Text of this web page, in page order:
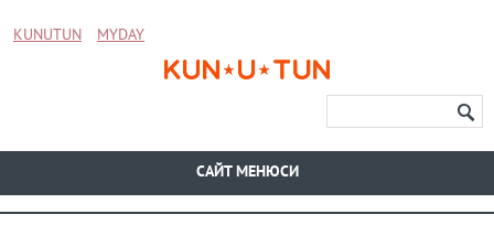
KUNUTUN MYDAY
CАЙТ МЕНЮСИ